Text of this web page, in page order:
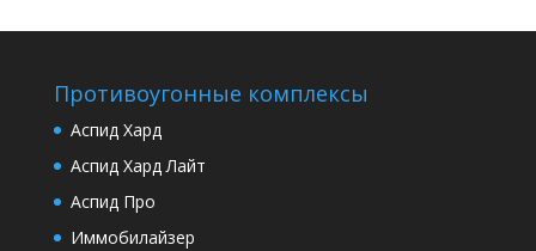
Противоугонные комплексы
Аспид Хард
Аспид Хард Лайт
Аспид Про
Иммобилайзер